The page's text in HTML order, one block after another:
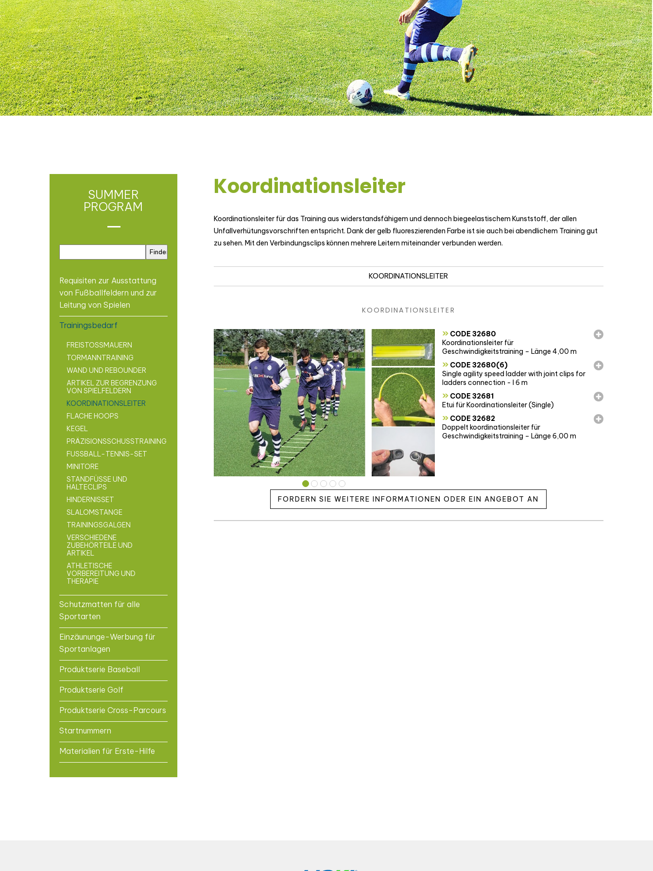
SUMMER
PROGRAM
Requisiten zur Ausstattung
von Fußballfeldern und zur
Leitung von Spielen
Trainingsbedarf
FREISTOSSMAUERN
TORMANNTRAINING
WAND UND REBOUNDER
ARTIKEL ZUR BEGRENZUNG
VON SPIELFELDERN
KOORDINATIONSLEITER
FLACHE HOOPS
KEGEL
PRÄZISIONSSCHUSSTRAINING
FUSSBALL-TENNIS-SET
MINITORE
STANDFÜSSE UND H
ALTECLIPS
HINDERNISSET
SLALOMSTANGE
TRAININGSGALGEN
VERSCHIEDENE
ZUBEHÖRTEILE UND
ARTIKEL
ATHLETISCHE
VORBEREITUNG UND
THERAPIE
Schutzmatten für alle
Sportarten
Einzäununge-Werbung für
Sportanlagen
Produktserie Baseball
Produktserie Golf
Produktserie Cross-Parcours
Startnummern
Materialien für Erste-Hilfe
Koordinationsleiter
Koordinationsleiter für das Training aus widerstandsfähigem und dennoch biegeelastischem Kunststoff, der allen
Unfallverhütungsvorschriften entspricht. Dank der gelb fluoreszierenden Farbe ist sie auch bei abendlichem Training gut
zu sehen. Mit den Verbindungsclips können mehrere Leitern miteinander verbunden werden.
KOORDINATIONSLEITER
KOORDINATIONSLEITER
» CODE 32680
Koordinationsleiter für
Geschwindigkeitstraining – Länge 4,00 m
» CODE 32680(6)
Single agility speed ladder with joint clips for
ladders connection - l 6 m
» CODE 32681
Etui für Koordinationsleiter (Single)
» CODE 32682
Doppelt koordinationsleiter für
Geschwindigkeitstraining – Länge 6,00 m
FORDERN SIE WEITERE INFORMATIONEN ODER EIN ANGEBOT AN